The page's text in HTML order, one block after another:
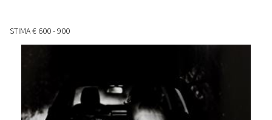
STIMA€ 600 - 900